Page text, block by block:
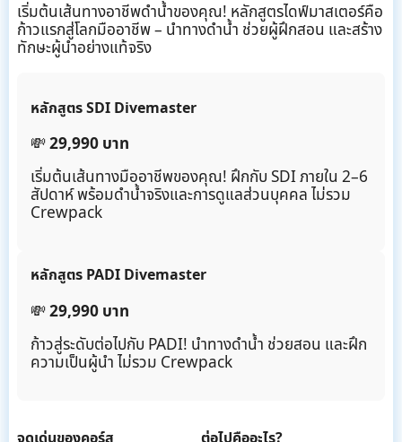
เริ่มต้นเส้นทางอาชีพดำน้ำของคุณ! หลักสูตรไดฟ์มาสเตอร์คือ
ก้าวแรกสู่โลกมืออาชีพ – นำทางดำน้ำ ช่วยผู้ฝึกสอน และสร้าง
ทักษะผู้นำอย่างแท้จริง
หลักสูตร SDI Divemaster
💸29,990 บาท
เริ่มต้นเส้นทางมืออาชีพของคุณ! ฝึกกับ SDI ภายใน 2–6
สัปดาห์ พร้อมดำน้ำจริงและการดูแลส่วนบุคคล ไม่รวม
Crewpack
หลักสูตร PADI Divemaster
💸29,990 บาท
ก้าวสู่ระดับต่อไปกับ PADI! นำทางดำน้ำ ช่วยสอน และฝึก
ความเป็นผู้นำ ไม่รวม Crewpack